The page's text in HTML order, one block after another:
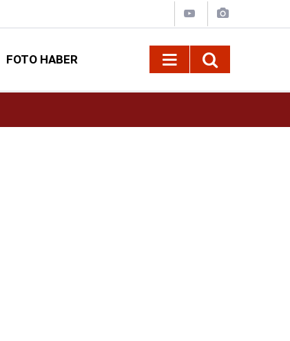
FOTO HABER